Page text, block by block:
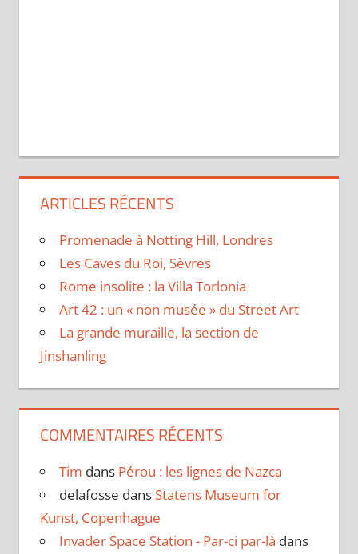
ARTICLES RÉCENTS
Promenade à Notting Hill, Londres
Les Caves du Roi, Sèvres
Rome insolite : la Villa Torlonia
Art 42 : un « non musée » du Street Art
La grande muraille, la section de
Jinshanling
COMMENTAIRES RÉCENTS
Tim dans Pérou : les lignes de Nazca
delafosse dans Statens Museum for
Kunst, Copenhague
Invader Space Station - Par-ci par-là dans